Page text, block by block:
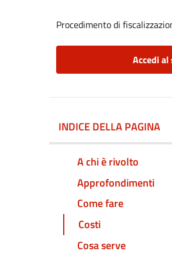
Procedimento di
Accedi
INDICE DELLA PAGINA
A chi è rivolto
Approfondimenti
Come fare
Costi
Cosa serve